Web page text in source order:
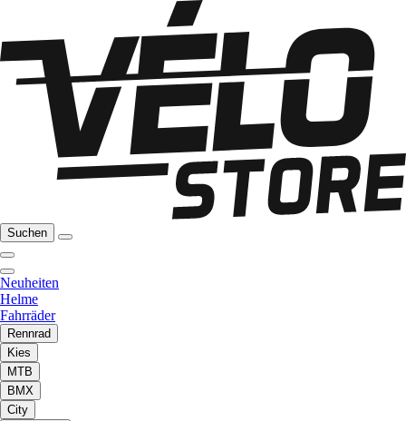
Suchen
Neuheiten
Helme
Fahrräder
Rennrad
Kies
MTB
BMX
City